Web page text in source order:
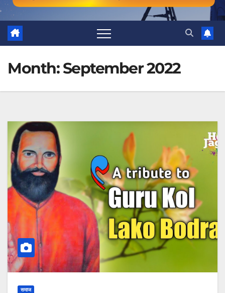
Month:September 2022
समाज